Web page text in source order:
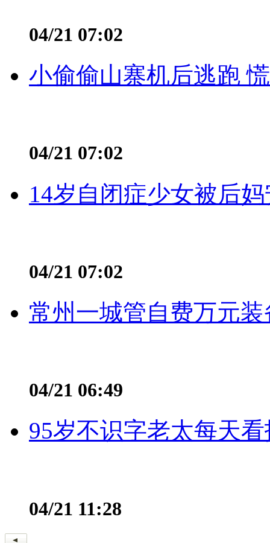
04/21 07:02
小偷偷山寨机后逃跑
04/21 07:02
14岁自闭症少女被后
04/21 07:02
常州一城管自费万元
04/21 06:49
95岁不识字老太每天
04/21 11:28